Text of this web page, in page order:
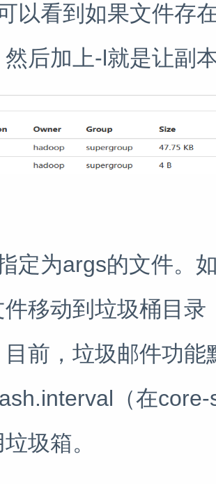
以看到如果文件存
然后加上-l就是让副
定为args的文件。
件移动到垃圾桶目
前，垃圾邮件功
（在
圾箱。